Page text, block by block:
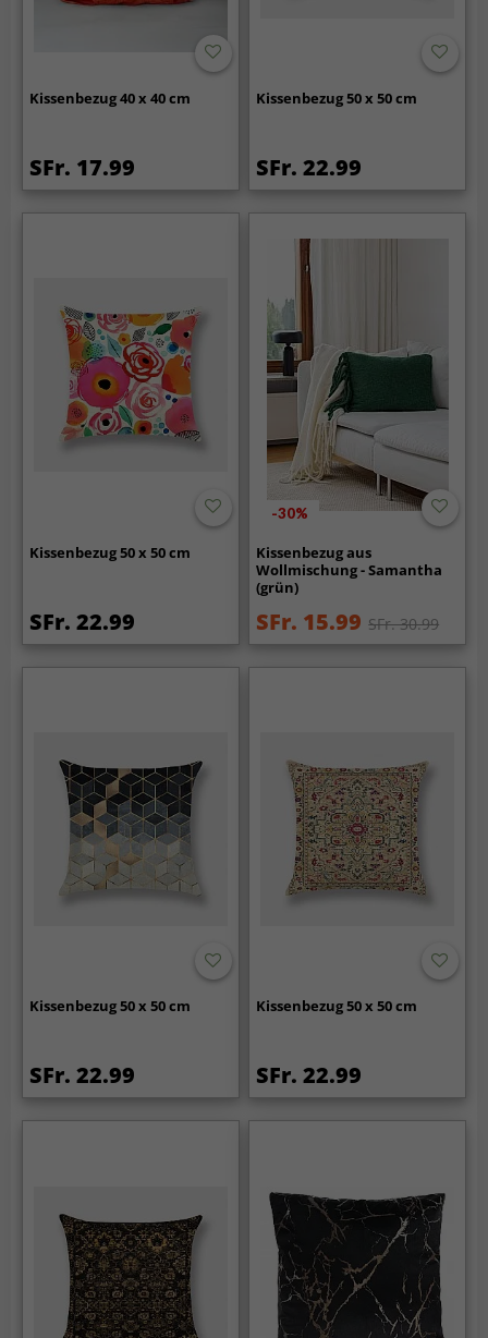
Kissenbezug 40 x 40 cm
SFr. 17.99
Kissenbezug 50 x 50 cm
SFr. 22.99
Kissenbezug 50 x 50 cm
SFr. 22.99
-30%
Kissenbezug aus
Wollmischung - Samantha
(grün)
SFr. 15.99 SFr. 30.99
Kissenbezug 50 x 50 cm
SFr. 22.99
Kissenbezug 50 x 50 cm
SFr. 22.99